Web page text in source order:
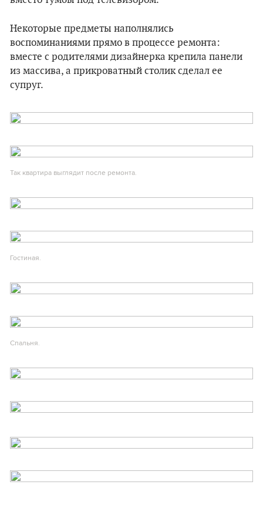
Некоторые предметы наполнялись
воспоминаниями прямо в процессе ремонта:
вместе с родителями дизайнерка крепила панели
из массива, а прикроватный столик сделал ее
супруг.
Так квартира выглядит после ремонта.
Гостиная.
Спальня.